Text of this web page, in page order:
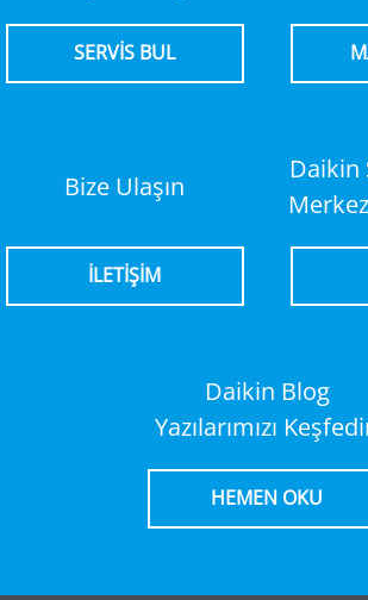
SERVİS BUL
Bize Ulaşın
İLETİŞİM
Daikin
Daikin Blog
Yazılarımızı
HEMEN OKU